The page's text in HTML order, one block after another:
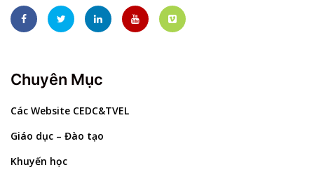
Chuyên Mục
Các Website CEDC&TVEL
Giáo dục – Đào tạo
Khuyến học